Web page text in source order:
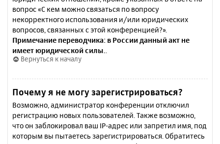
вопрос «С кем можно связаться по вопросу
некорректного использования и/или юридических
вопросов, связанных с этой конференцией?».
Примечание переводчика: в России данный акт не
имеет юридической силы.
Вернуться к началу
Почему я не могу зарегистрироваться?
Возможно, администратор конференции отключил
регистрацию новых пользователей. Также возможно,
что он заблокировал ваш IP-адрес или запретил имя, под
которым вы пытаетесь зарегистрироваться. Обратитесь